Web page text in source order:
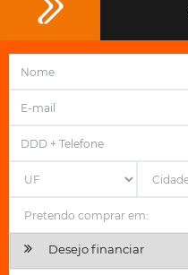
Desejo financiar